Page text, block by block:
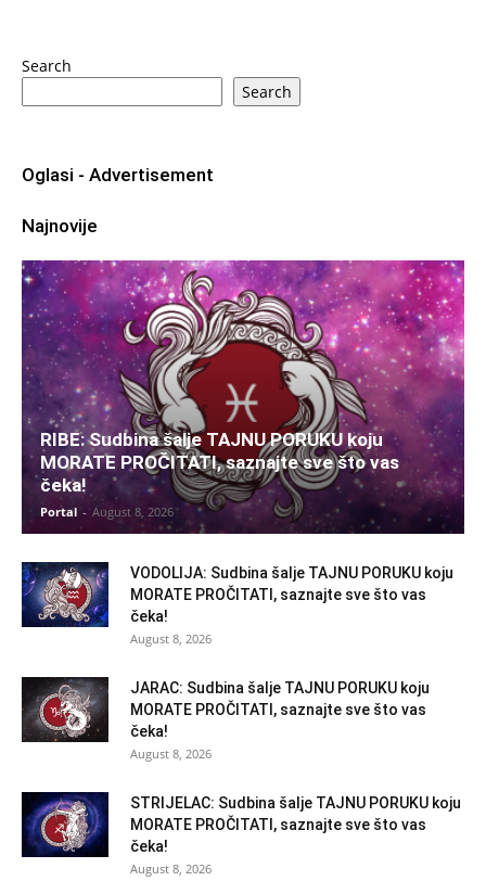
Search
Search
Oglasi - Advertisement
Najnovije
RIBE: Sudbina šalje TAJNU PORUKU koju
MORATE PROČITATI, saznajte sve što vas
čeka!
Portal - August 8, 2026
VODOLIJA: Sudbina šalje TAJNU PORUKU koju
MORATE PROČITATI, saznajte sve što vas
čeka!
August 8, 2026
JARAC: Sudbina šalje TAJNU PORUKU koju
MORATE PROČITATI, saznajte sve što vas
čeka!
August 8, 2026
STRIJELAC: Sudbina šalje TAJNU PORUKU koju
MORATE PROČITATI, saznajte sve što vas
čeka!
August 8, 2026